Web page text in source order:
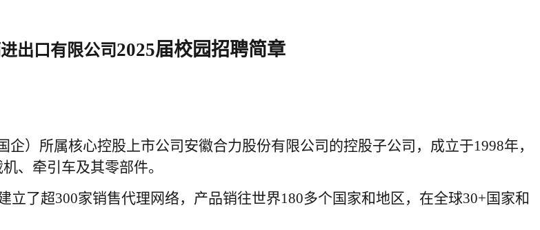
出口有限公司2025届校园招聘简章
）所属核心控股上市公司安徽合力股份有限公司的控股子公司，成立于1998年，
、牵引车及其零部件。
立了超300家销售代理网络，产品销往世界180多个国家和地区，在全球30+国家和